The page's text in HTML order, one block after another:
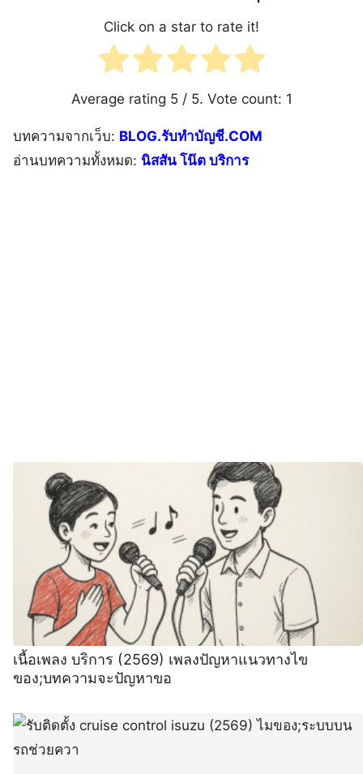
Click on a star to rate it!
Average rating 5/ 5. Vote count: 1
บทความจากเว็บ: BLOG.รับทำบัญชี.COM
อ่านบทความทั้งหมด: นิสสัน โน๊ต บริการ
เนื้อเพลง บริการ (2569) เพลงปัญหาแนวทางไข
ของ;บทความจะปัญหาขอ